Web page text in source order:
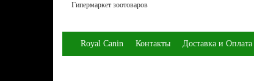
Гипермаркет зоотоваров
Royal Canin Контакты Доставка и Оплата